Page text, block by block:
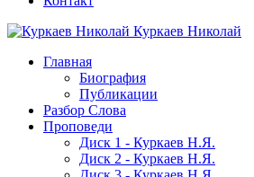
Куркаев Николай
Главная
Биография
Публикации
Разбор Слова
Проповеди
Диск 1 - Куркаев Н.Я.
Диск 2 - Куркаев Н.Я.